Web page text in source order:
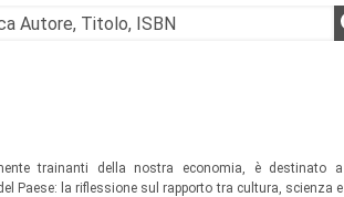
trainanti della nostra economia, è destinato a
Paese: la riflessione sul rapporto tra cultura, scienza e